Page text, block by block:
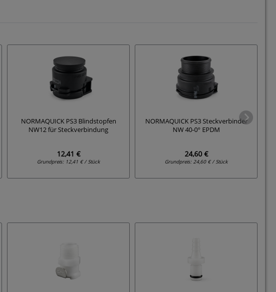
NORMAQUICK PS3 Blindstopfen
NW12 für Steckverbindung
12,41 €
Grundpreis: 12,41 € / Stück
NORMAQUICK PS3 Steckverbinder
NW 40-0° EPDM
24,60 €
Grundpreis: 24,60 € / Stück